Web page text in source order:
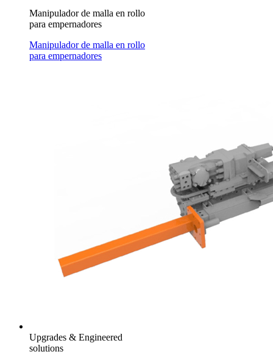
Manipulador de malla en rollo
para empernadores
Manipulador de malla en rollo
para empernadores
Upgrades & Engineered
solutions